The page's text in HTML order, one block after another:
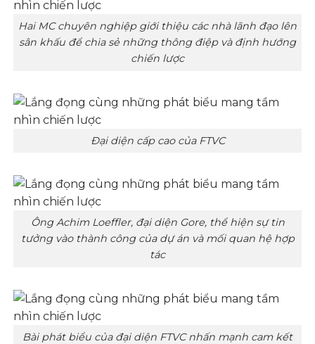
Hai MC chuyên nghiệp giới thiệu các nhà lãnh đạo lên
sân khấu để chia sẻ những thông điệp và định hướng
chiến lược
Đại diện cấp cao của FTVC
Ông Achim Loeffler, đại diện Gore, thể hiện sự tin
tưởng vào thành công của dự án và mối quan hệ hợp
tác
Bài phát biểu của đại diện FTVC nhấn mạnh cam kết